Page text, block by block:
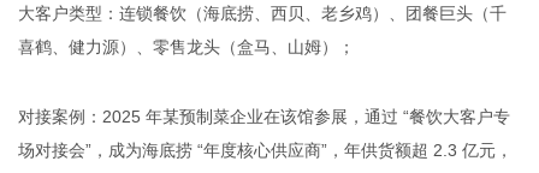
大客户类型：连锁餐饮（海底捞、西贝、老乡鸡）、团餐巨头（千
喜鹤、健力源）、零售龙头（盒马、山姆）；
对接案例：2025 年某预制菜企业在该馆参展，通过 “餐饮大客户专
场对接会”，成为海底捞 “年度核心供应商”，年供货额超 2.3 亿元，